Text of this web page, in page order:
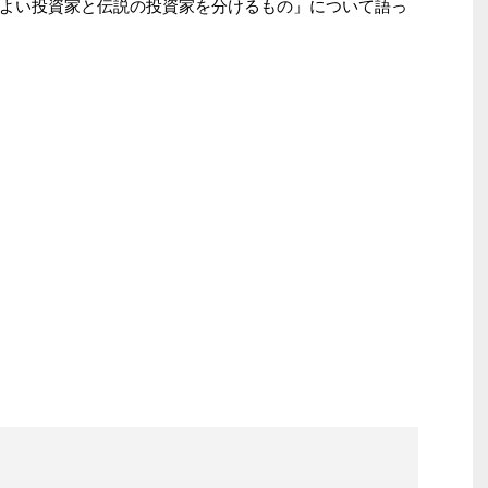
い投資家と伝説の投資家を分けるもの」について語っ